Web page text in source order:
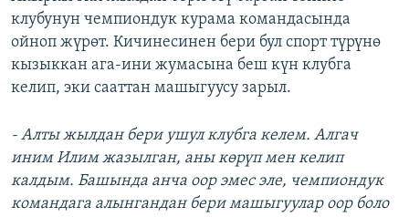
клубунун чемпиондук курама командасында
ойноп жүрөт. Кичинесинен бери бул спорт түрүнө
кызыккан ага-ини жумасына беш күн клубга
келип, эки сааттан машыгуусу зарыл.
- Алты жылдан бери ушул клубга келем. Алгач
иним Илим жазылган, аны көрүп мен келип
калдым. Башында анча оор эмес эле, чемпиондук
командага алынгандан бери машыгуулар оор боло